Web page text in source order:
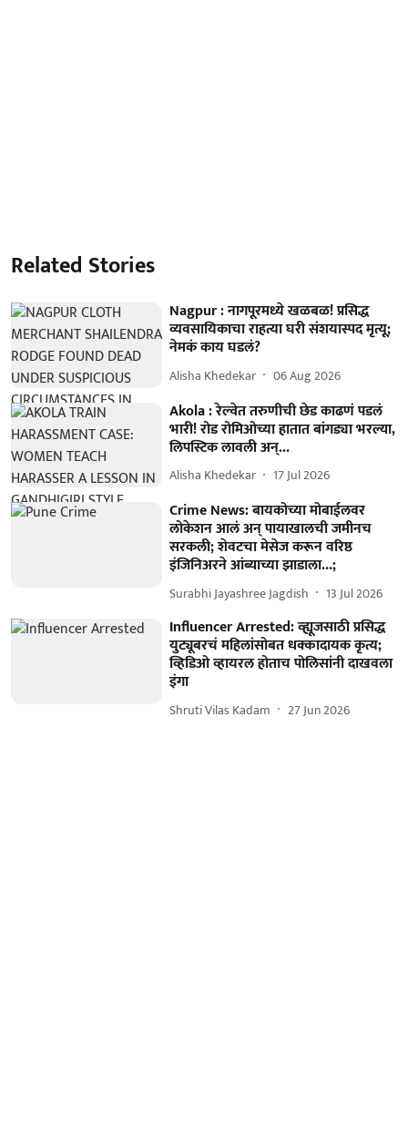
Related Stories
Nagpur : नागपूरमध्ये खळबळ! प्रसिद्ध
व्यवसायिकाचा राहत्या घरी संशयास्पद मृत्यू;
नेमकं काय घडलं?
Alisha Khedekar 06 Aug 2026
Akola : रेल्वेत तरुणीची छेड काढणं पडलं
भारी! रोड रोमिओच्या हातात बांगड्या भरल्या,
लिपस्टिक लावली अन्...
Alisha Khedekar 17 Jul 2026
Crime News: बायकोच्या मोबाईलवर
लोकेशन आलं अन् पायाखालची जमीनच
सरकली; शेवटचा मेसेज करून वरिष्ठ
इंजिनिअरने आंब्याच्या झाडाला...;
Surabhi Jayashree Jagdish 13 Jul 2026
Influencer Arrested: व्ह्यूजसाठी प्रसिद्ध
युट्यूबरचं महिलांसोबत धक्कादायक कृत्य;
व्हिडिओ व्हायरल होताच पोलिसांनी दाखवला
इंगा
Shruti Vilas Kadam 27 Jun 2026